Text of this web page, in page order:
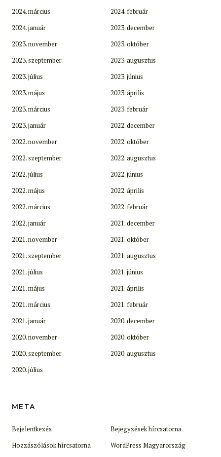
2024. március
2024. február
2024. január
2023. december
2023. november
2023. október
2023. szeptember
2023. augusztus
2023. július
2023. június
2023. május
2023. április
2023. március
2023. február
2023. január
2022. december
2022. november
2022. október
2022. szeptember
2022. augusztus
2022. július
2022. június
2022. május
2022. április
2022. március
2022. február
2022. január
2021. december
2021. november
2021. október
2021. szeptember
2021. augusztus
2021. július
2021. június
2021. május
2021. április
2021. március
2021. február
2021. január
2020. december
2020. november
2020. október
2020. szeptember
2020. augusztus
2020. július
META
Bejelentkezés
Bejegyzések hírcsatorna
Hozzászólások hírcsatorna
WordPress Magyarország